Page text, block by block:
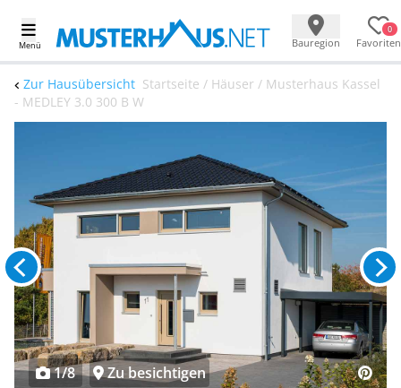
Menü Bauregion
0
Favoriten
Zur Hausübersicht Startseite / Häuser / Musterhaus Kassel
- MEDLEY 3.0 300 B W
1/8 Zu besichtigen